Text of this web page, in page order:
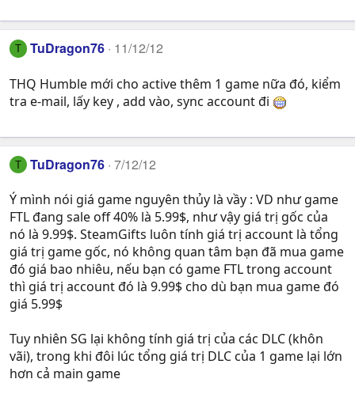
T TuDragon76 11/12/12
THQ Humble mới cho active thêm 1 game nữa đó, kiểm
tra e-mail, lấy key , add vào, sync account đi
T TuDragon76 7/12/12
Ý mình nói giá game nguyên thủy là vầy : VD như game
FTL đang sale off 40% là 5.99$, như vậy giá trị gốc của
nó là 9.99$. SteamGifts luôn tính giá trị account là tổng
giá trị game gốc, nó không quan tâm bạn đã mua game
đó giá bao nhiêu, nếu bạn có game FTL trong account
thì giá trị account đó là 9.99$ cho dù bạn mua game đó
giá 5.99$
Tuy nhiên SG lại không tính giá trị của các DLC (khôn
vãi), trong khi đôi lúc tổng giá trị DLC của 1 game lại lớn
hơn cả main game